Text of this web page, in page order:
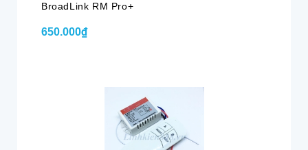
BroadLink RM Pro+
650.000₫